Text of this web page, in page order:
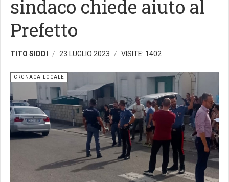
sindaco chiede aiuto al
Prefetto
TITO SIDDI 23 LUGLIO 2023 VISITE: 1402
CRONACA LOCALE